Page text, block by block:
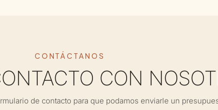
CONTÁCTANOS
CON
de contacto para que podamos enviarle un